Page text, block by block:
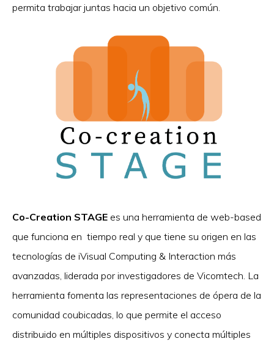
permita trabajar juntas hacia un objetivo común.
Co-Creation STAGE es una herramienta de web-based
que funciona en tiempo real y que tiene su origen en las
tecnologías de iVisual Computing & Interaction más
avanzadas, liderada por investigadores de Vicomtech. La
herramienta fomenta las representaciones de ópera de la
comunidad coubicadas, lo que permite el acceso
distribuido en múltiples dispositivos y conecta múltiples